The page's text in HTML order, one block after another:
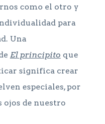
como el otro y
para
Una
El principito que
significa crear
especiales, por
ojos de nuestro